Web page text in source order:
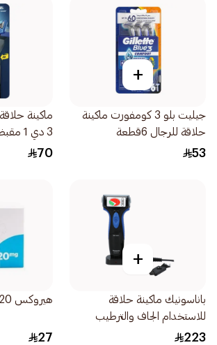
+
جيليت بلو 3 كومفورت ماكينة
حلاقة للرجال 6قطعة
53
3 دي
2قطعة
70
+
باناسونيك ماكينة حلاقة
للاستخدام الجاف والترطيب
EsSa40K422 1قطعة
223
هيروكس 20 مجم 1اقراص
27